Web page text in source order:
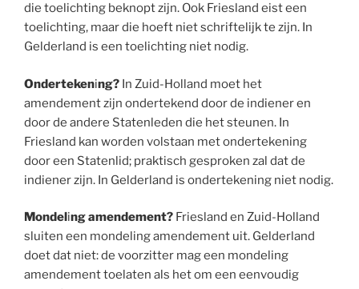
die toelichting beknopt zijn. Ook Friesland eist een
toelichting, maar die hoeft niet schriftelijk te zijn. In
Gelderland is een toelichting niet nodig.
Ondertekening? In Zuid-Holland moet het
amendement zijn ondertekend door de indiener en
door de andere Statenleden die het steunen. In
Friesland kan worden volstaan met ondertekening
door een Statenlid; praktisch gesproken zal dat de
indiener zijn. In Gelderland is ondertekening niet nodig.
Mondeling amendement? Friesland en Zuid-Holland
sluiten een mondeling amendement uit. Gelderland
doet dat niet: de voorzitter mag een mondeling
amendement toelaten als het om een eenvoudig